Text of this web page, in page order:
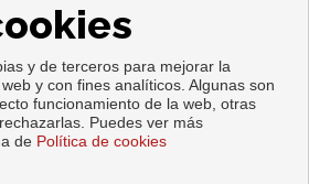
Todos los derechos reservados.
de privacidad|Política de Cookies
y de terceros para mejorar la
y con fines analíticos. Algunas son
funcionamiento de la web, otras
Puedes ver más
de Política de cookies